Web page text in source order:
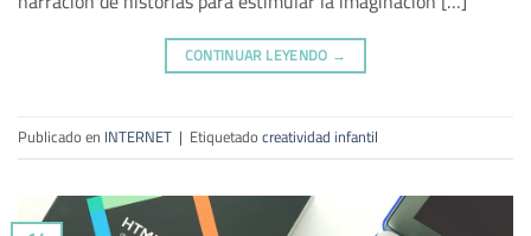
CONTINUAR LEYENDO →
Publicado en INTERNET | Etiquetadocreatividad infantil